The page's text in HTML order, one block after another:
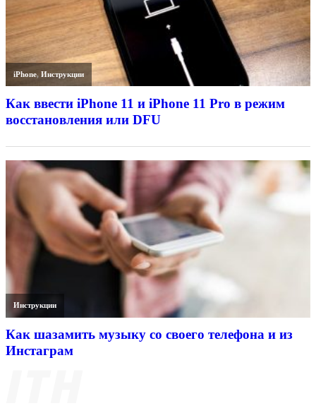
iPhone,Инструкции
Как ввести iPhone 11 и iPhone 11 Pro в режим
восстановления или DFU
Инструкции
Как шазамить музыку со своего телефона и из
Инстаграм